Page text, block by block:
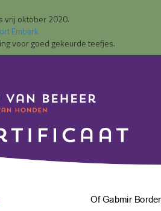
vrij oktober 2020.
Embark
voor goed gekeurde teefjes.